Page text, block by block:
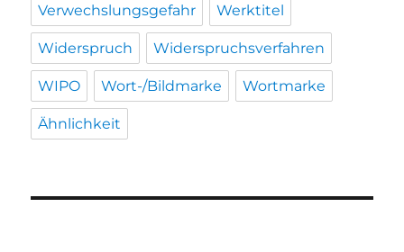
Verwechslungsgefahr Werktitel
Widerspruch Widerspruchsverfahren
WIPO Wort-/Bildmarke Wortmarke
Ähnlichkeit